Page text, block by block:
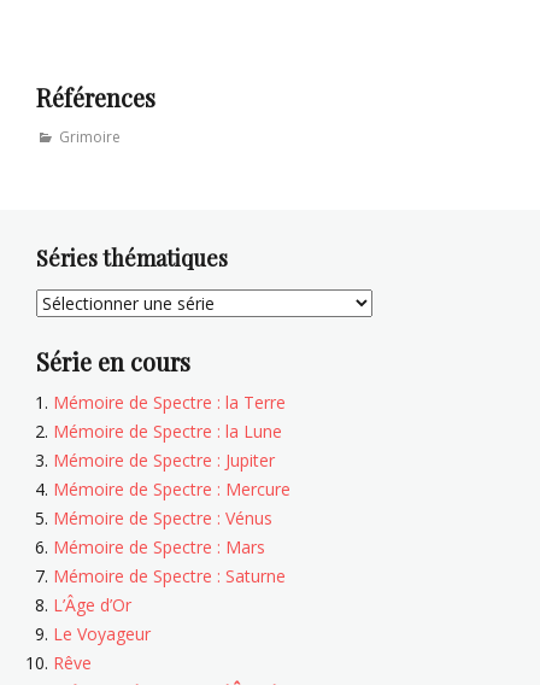
Références
Categories
Grimoire
Séries thématiques
Série en cours
Mémoire de Spectre : la Terre
Mémoire de Spectre : la Lune
Mémoire de Spectre : Jupiter
Mémoire de Spectre : Mercure
Mémoire de Spectre : Vénus
Mémoire de Spectre : Mars
Mémoire de Spectre : Saturne
L’Âge d’Or
Le Voyageur
Rêve